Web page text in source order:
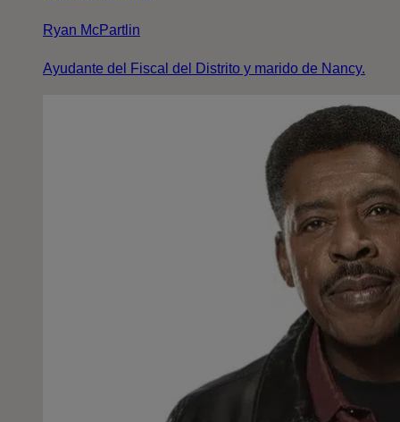
Ryan McPartlin
Ayudante del Fiscal del Distrito y marido de Nancy.